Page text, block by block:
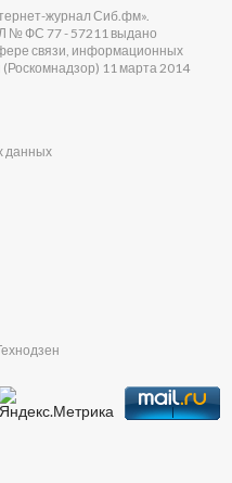
журнал Сиб.фм».
№ ФС 77 - 57211 выдано
связи, информационных
11 марта 2014
данных